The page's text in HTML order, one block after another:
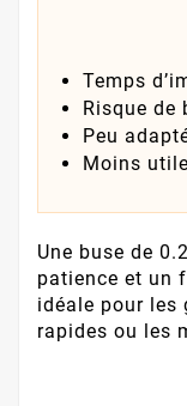
Temps
Risque de
Peu
Moins
Une buse de
patience et un
idéale pour les
rapides ou les